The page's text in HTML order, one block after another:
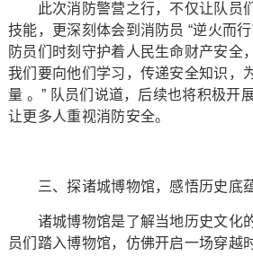
此次消防警营之行，不仅让队员
技能，更深刻体会到消防员 “逆火而
防员们时刻守护着人民生命财产安全
我们要向他们学习，传递安全知识，
量 。” 队员们说道，后续也将积极开
让更多人重视消防安全。
三、探诸城博物馆，感悟历史底
诸城博物馆是了解当地历史文化
员们踏入博物馆，仿佛开启一场穿越